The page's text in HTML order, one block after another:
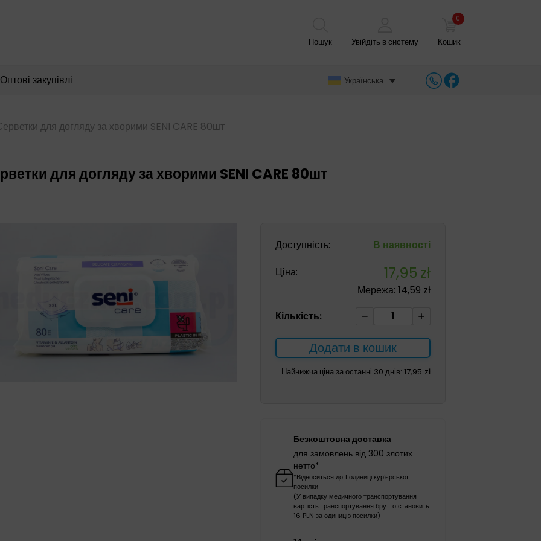
Пошук Увійдіть в систему
0
Кошик
Оптові закупівлі Українська
для догляду за хворими SENI CARE 80шт
для догляду за хворими SENI CARE 80шт
Доступність:
В наявності
Ціна:
17,95 zł
Мережа:14,59 zł
Кількість:
Серветки
догляду
за
хворими
Додати в кошик
Найнижча ціна за останні 30 днів:17,95 zł
Безкоштовна доставка
для замовлень від 300 злотих
нетто*
*Відноситься до 1 одиниці кур'єрської
посилки
(У випадку медичного транспортування
вартість транспортування брутто становить
16 PLN за одиницю посилки)